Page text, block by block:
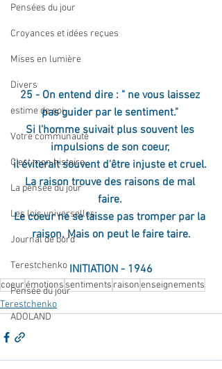
Pensées du jour
Croyances et idées reçues
Mises en lumière
Divers
estime de soi
Votre communauté
C'est mon histoire
La pensée du jour
Les lois universelles
Journal de bord
Terestchenko
Pensée du jour
ADOLAND
25 - On entend dire : " ne vous laissez
pas guider par le sentiment."
Si l'homme suivait plus souvent les
impulsions de son coeur,
il éviterait souvent d'être injuste et cruel.
La raison trouve des raisons de mal
faire.
Le coeur ne se laisse pas tromper par la
raison. Mais on peut le faire taire.
INITIATION - 1946
coeurémotions sentiments raisonenseignements
Terestchenko